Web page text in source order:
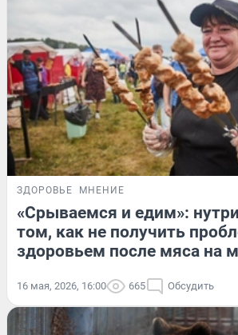
ЗДОРОВЬЕ МНЕНИЕ
«Срываемся и едим»:
том, как не получить
здоровьем после мяса на
16 мая, 2026, 16:00 665 Обсудить